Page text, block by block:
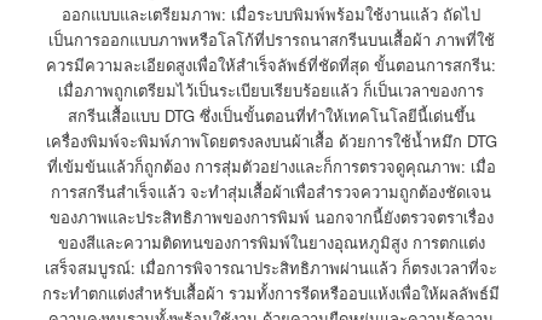
ออกแบบและเตรียมภาพ: เมื่อระบบพิมพ์พร้อมใช้งานแล้ว ถัดไป
เป็นการออกแบบภาพหรือโลโก้ที่ปรารถนาสกรีนบนเสื้อผ้า ภาพที่ใช้
ควรมีความละเอียดสูงเพื่อให้สำเร็จลัพธ์ที่ชัดที่สุด ขั้นตอนการสกรีน:
เมื่อภาพถูกเตรียมไว้เป็นระเบียบเรียบร้อยแล้ว ก็เป็นเวลาของการ
สกรีนเสื้อแบบ DTG ซึ่งเป็นขั้นตอนที่ทำให้เทคโนโลยีนี้เด่นขึ้น
เครื่องพิมพ์จะพิมพ์ภาพโดยตรงลงบนผ้าเสื้อ ด้วยการใช้น้ำหมึก DTG
ที่เข้มข้นแล้วก็ถูกต้อง การสุ่มตัวอย่างและก็การตรวจดูคุณภาพ: เมื่อ
การสกรีนสำเร็จแล้ว จะทำสุ่มเสื้อผ้าเพื่อสำรวจความถูกต้องชัดเจน
ของภาพและประสิทธิภาพของการพิมพ์ นอกจากนี้ยังตรวจตราเรื่อง
ของสีและความติดทนของการพิมพ์ในยางอุณหภูมิสูง การตกแต่ง
เสร็จสมบูรณ์: เมื่อการพิจารณาประสิทธิภาพผ่านแล้ว ก็ตรงเวลาที่จะ
กระทำตกแต่งสำหรับเสื้อผ้า รวมทั้งการรีดหรืออบแห้งเพื่อให้ผลลัพธ์มี